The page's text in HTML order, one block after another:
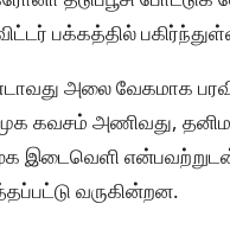
பக்கத்தில்
அலை வேகமாக
கவசம் அணிவது,
இடைவெளி
வருகின்றன.